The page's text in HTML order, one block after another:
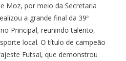
Moz, por meio da Secretaria
a grande final da 39ª
Principal, reunindo talento,
local. O título de campeão
Futsal, que demonstrou